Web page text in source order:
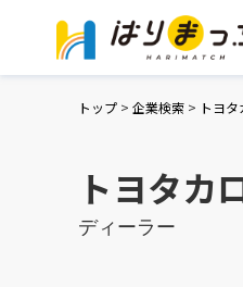
トップ > 企業検索 > トヨ
トヨタカ
ディーラー